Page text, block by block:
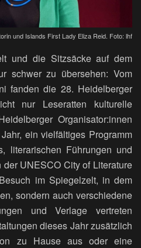
und Islands First Lady Eliza Reid. Foto: lhf
und die Sitzsäcke auf dem
schwer zu übersehen: Vom
fanden die 28. Heidelberger
nur Leseratten kulturelle
Organisator:innen
ein vielfältiges Programm
literarischen Führungen und
UNESCO City of Literature
im Spiegelzelt, in dem
sondern auch verschiedene
und Verlage vertreten
dieses Jahr zusätzlich
zu Hause aus oder eine